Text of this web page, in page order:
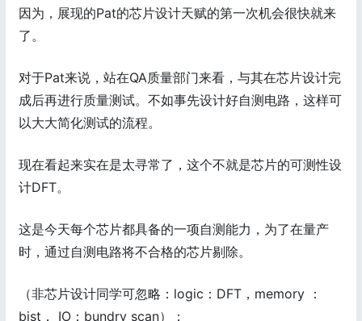
因为，展现的Pat的芯片设计天赋的第一次机会很快就来
了。
对于Pat来说，站在QA质量部门来看，与其在芯片设计完
成后再进行质量测试。不如事先设计好自测电路，这样可
以大大简化测试的流程。
现在看起来实在是太寻常了，这个不就是芯片的可测性设
计DFT。
这是今天每个芯片都具备的一项自测能力，为了在量产
时，通过自测电路将不合格的芯片剔除。
（非芯片设计同学可忽略：logic：DFT，memory ：
bist， IO：bundry scan）；